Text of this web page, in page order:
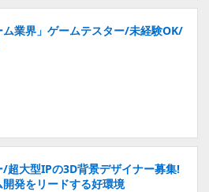
ム業界」ゲームテスター/未経験OK/
超大型IPの3D背景デザイナー募集!
発をリードする好環境